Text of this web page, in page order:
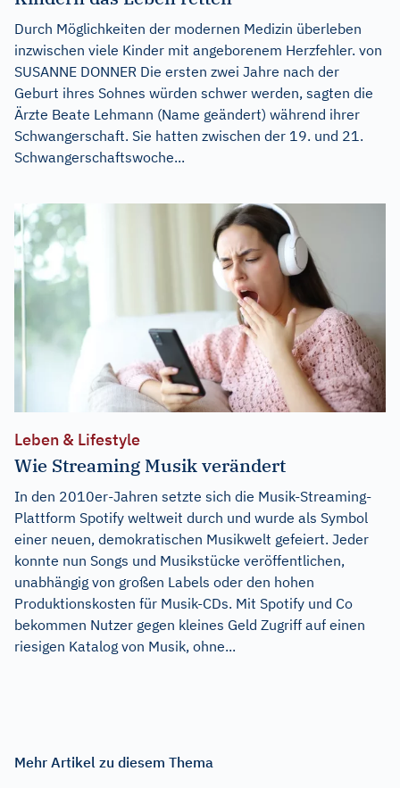
Durch Möglichkeiten der modernen Medizin überleben
inzwischen viele Kinder mit angeborenem Herzfehler. von
SUSANNE DONNER Die ersten zwei Jahre nach der
Geburt ihres Sohnes würden schwer werden, sagten die
Ärzte Beate Lehmann (Name geändert) während ihrer
Schwangerschaft. Sie hatten zwischen der 19. und 21.
Schwangerschaftswoche...
Leben & Lifestyle
Wie Streaming Musik verändert
In den 2010er-Jahren setzte sich die Musik-Streaming-
Plattform Spotify weltweit durch und wurde als Symbol
einer neuen, demokratischen Musikwelt gefeiert. Jeder
konnte nun Songs und Musikstücke veröffentlichen,
unabhängig von großen Labels oder den hohen
Produktionskosten für Musik-CDs. Mit Spotify und Co
bekommen Nutzer gegen kleines Geld Zugriff auf einen
riesigen Katalog von Musik, ohne...
Mehr Artikel zu diesem Thema